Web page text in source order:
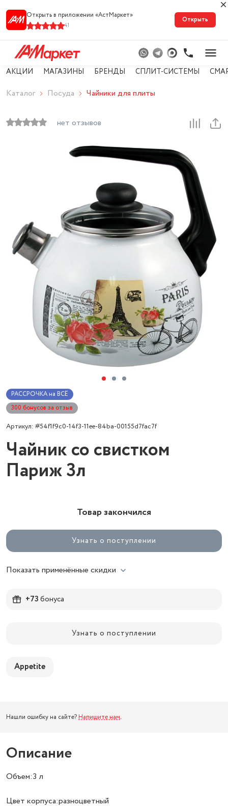
Открыть в приложении «АстМарке‪т‬»
41
Открыть
АКЦИИ МАГАЗИНЫ БРЕНДЫ СПЛИТ-СИСТЕМЫ
Каталог Посуда Чайники для плиты
нет отзывов
РАССРОЧКА на ВСЁ
300 бонусов за отзыв
Артикул: #54f1f9c0-14f3-11ee-84ba-00155d7fac7f
Чайник со свистком
Париж 3л
Товар закончился
Узнать о поступлении
Показать применённые скидки
+73бонуса
Узнать о поступлении
Appetite
Нашли ошибку на сайте? Напишите нам.
Описание
Объем:3 л
Цвет корпуса:разноцветный